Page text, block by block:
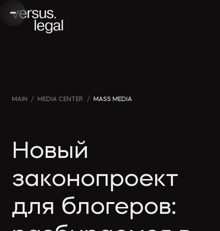
Интеллектуальная
Архитектура
Банкротство
Экологическое
Webinars
Company
Media
publications
MAIN / MEDIA CENTER / MASS MEDIA
Новый
законопроект
для блогеров: